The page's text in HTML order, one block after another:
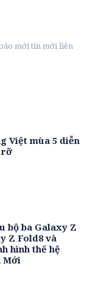
mới tin mới liên
Việt mùa 5 diễn
rỡ
bộ ba Galaxy Z
Z Fold8 và
hình thế hệ
Mới